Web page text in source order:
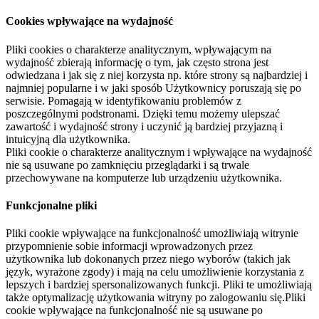
Cookies wpływające na wydajność
Pliki cookies o charakterze analitycznym, wpływającym na
wydajność zbierają informację o tym, jak często strona jest
odwiedzana i jak się z niej korzysta np. które strony są najbardziej i
najmniej popularne i w jaki sposób Użytkownicy poruszają się po
serwisie. Pomagają w identyfikowaniu problemów z
poszczególnymi podstronami. Dzięki temu możemy ulepszać
zawartość i wydajność strony i uczynić ją bardziej przyjazną i
intuicyjną dla użytkownika.
Pliki cookie o charakterze analitycznym i wpływające na wydajność
nie są usuwane po zamknięciu przeglądarki i są trwale
przechowywane na komputerze lub urządzeniu użytkownika.
Funkcjonalne pliki
Pliki cookie wpływające na funkcjonalność umożliwiają witrynie
przypomnienie sobie informacji wprowadzonych przez
użytkownika lub dokonanych przez niego wyborów (takich jak
język, wyrażone zgody) i mają na celu umożliwienie korzystania z
lepszych i bardziej spersonalizowanych funkcji. Pliki te umożliwiają
także optymalizację użytkowania witryny po zalogowaniu się.Pliki
cookie wpływające na funkcjonalność nie są usuwane po